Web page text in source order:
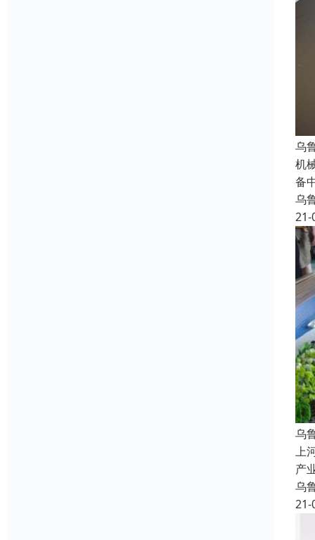
乌
机
备
乌
21-
乌
上
产
乌
21-